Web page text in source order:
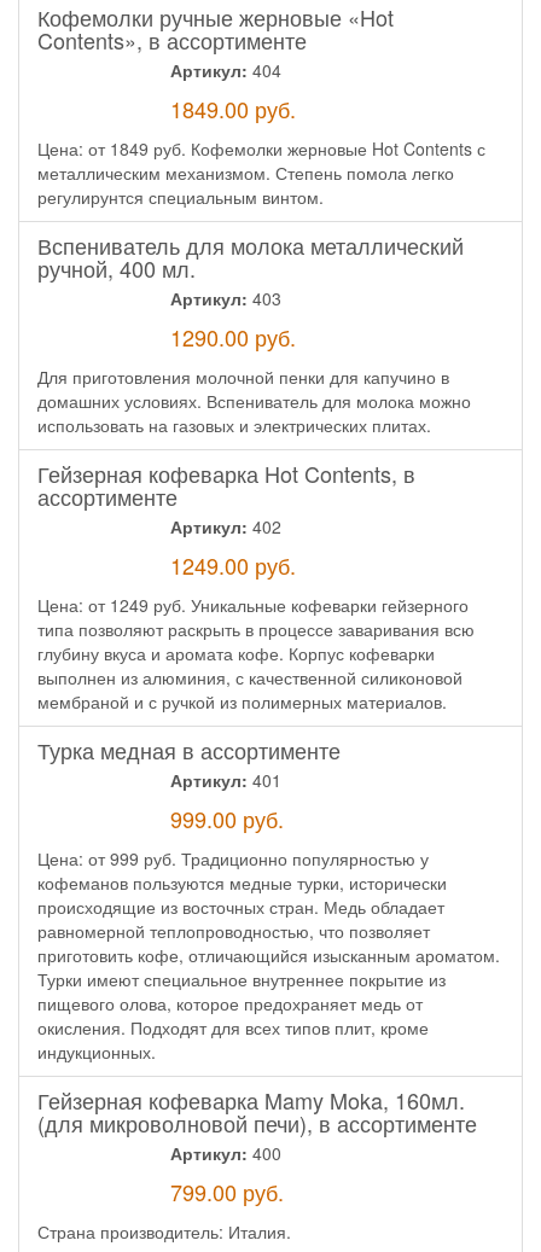
Кофемолки ручные жерновые «Hot
Contents», в ассортименте
Артикул: 404
1849.00 руб.
Цена: от 1849 руб. Кофемолки жерновые Hot Contents с
металлическим механизмом. Степень помола легко
регулирунтся специальным винтом.
Вспениватель для молока металлический
ручной, 400 мл.
Артикул: 403
1290.00 руб.
Для приготовления молочной пенки для капучино в
домашних условиях. Вспениватель для молока можно
использовать на газовых и электрических плитах.
Гейзерная кофеварка Hot Contents, в
ассортименте
Артикул: 402
1249.00 руб.
Цена: от 1249 руб. Уникальные кофеварки гейзерного
типа позволяют раскрыть в процессе заваривания всю
глубину вкуса и аромата кофе. Корпус кофеварки
выполнен из алюминия, с качественной силиконовой
мембраной и с ручкой из полимерных материалов.
Турка медная в ассортименте
Артикул: 401
999.00 руб.
Цена: от 999 руб. Традиционно популярностью у
кофеманов пользуются медные турки, исторически
происходящие из восточных стран. Медь обладает
равномерной теплопроводностью, что позволяет
приготовить кофе, отличающийся изысканным ароматом.
Турки имеют специальное внутреннее покрытие из
пищевого олова, которое предохраняет медь от
окисления. Подходят для всех типов плит, кроме
индукционных.
Гейзерная кофеварка Mamy Moka, 160мл.
(для микроволновой печи), в ассортименте
Артикул: 400
799.00 руб.
Страна производитель: Италия.